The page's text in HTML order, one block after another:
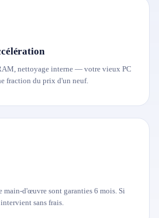
nettoyage interne — votre vieux PC
fraction du prix d'un neuf.
main-d'œuvre sont garanties 6 mois. Si
sans frais.